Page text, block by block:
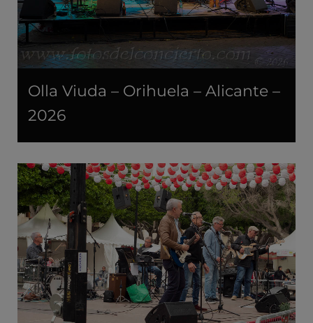
Olla Viuda – Orihuela – Alicante –
2026